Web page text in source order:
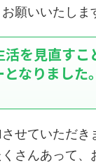
願いいたしま
活を見直すこ
なりました
せていただき
さんあって、